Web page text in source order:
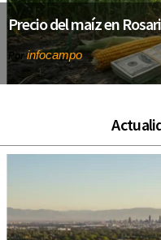
Precio del maíz en
Porinfocampo